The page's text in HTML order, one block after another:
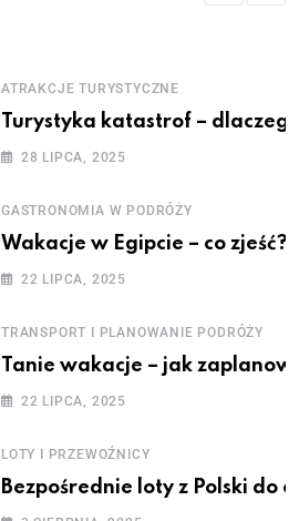
ATRAKCJE TURYSTYCZNE
Turystyka katastrof –
28 LIPCA, 2025
GASTRONOMIA W PODRÓŻY
Wakacje w Egipcie – co zjeść?
22 LIPCA, 2025
TRANSPORT I PLANOWANIE PODRÓŻY
Tanie wakacje – jak
22 LIPCA, 2025
LOTY I PRZEWOŹNICY
Bezpośrednie loty z Polski do